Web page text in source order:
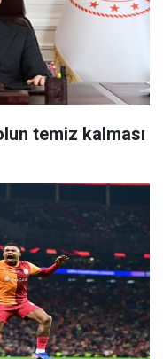
temiz kalması